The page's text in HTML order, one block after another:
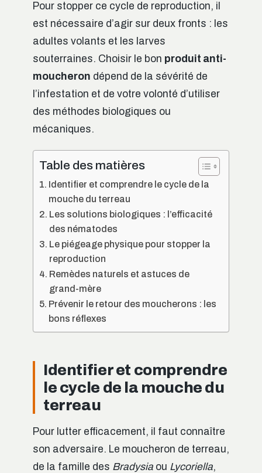
Pour stopper ce cycle de reproduction, il
est nécessaire d’agir sur deux fronts : les
adultes volants et les larves
souterraines. Choisir le bon produit anti-
moucheron dépend de la sévérité de
l’infestation et de votre volonté d’utiliser
des méthodes biologiques ou
mécaniques.
Table des matières
Identifier et comprendre le cycle de la
mouche du terreau
Les solutions biologiques : l’efficacité
des nématodes
Le piégeage physique pour stopper la
reproduction
Remèdes naturels et astuces de
grand-mère
Prévenir le retour des moucherons : les
bons réflexes
Identifier et comprendre
le cycle de la mouche du
terreau
Pour lutter efficacement, il faut connaître
son adversaire. Le moucheron de terreau,
de la famille des Bradysia ou Lycoriella,